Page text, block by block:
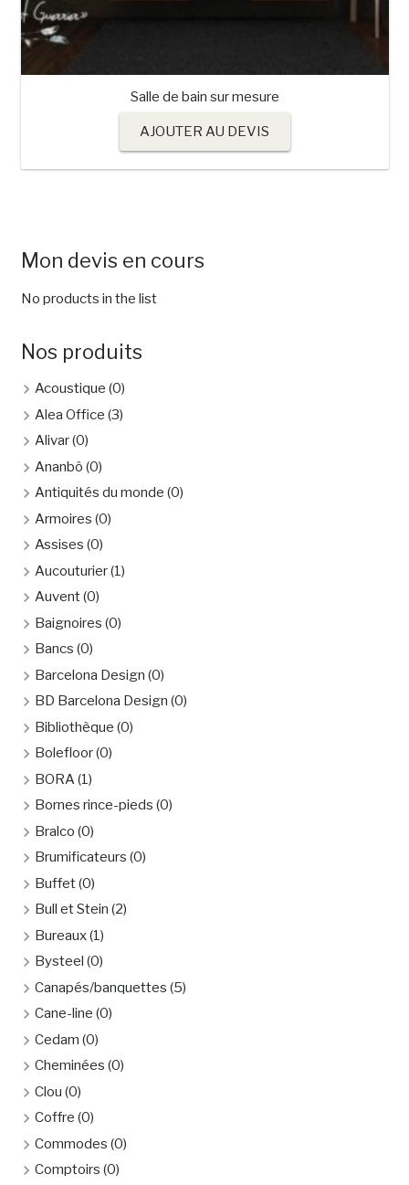
Salle de bain sur mesure
AJOUTER AU DEVIS
Mon devis en cours
No products in the list
Nos produits
Acoustique (0)
Alea Office (3)
Alivar(0)
Ananbô (0)
Antiquités du monde (0)
Armoires (0)
Assises (0)
Aucouturier(1)
Auvent(0)
Baignoires (0)
Bancs (0)
Barcelona Design (0)
BD Barcelona Design (0)
Bibliothèque (0)
Bolefloor(0)
BORA (1)
Bornes rince-pieds (0)
Bralco (0)
Brumificateurs (0)
Buffet(0)
Bull et Stein (2)
Bureaux(1)
Bysteel (0)
Canapés/banquettes (5)
Cane-line (0)
Cedam (0)
Cheminées (0)
Clou (0)
Coffre (0)
Commodes (0)
Comptoirs (0)